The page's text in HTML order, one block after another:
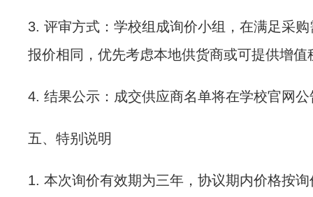
3. 评审方式：学校组成询价小组，在满足采
报价相同，优先考虑本地供货商或可提供增值
4. 结果公示：成交供应商名单将在学校官网
五、特别说明
1. 本次询价有效期为三年，协议期内价格按